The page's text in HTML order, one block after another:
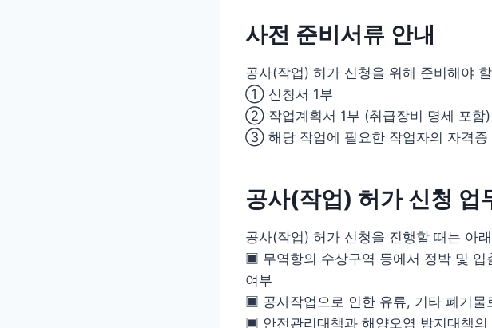
사전 준비서류 안내
공사(작업) 허가 신청을 위해 준비해야
① 신청서 1부
② 작업계획서 1부 (취급장비 명세 포함)
③ 해당 작업에 필요한 작업자의 자격증
공사(작업) 허가 신청 업
공사(작업) 허가 신청을 진행할 때는 아
▣ 무역항의 수상구역 등에서 정박 및 입
여부
▣ 공사작업으로 인한 유류, 기타 폐기물
▣ 안전관리대책과 해양오염 방지대책의